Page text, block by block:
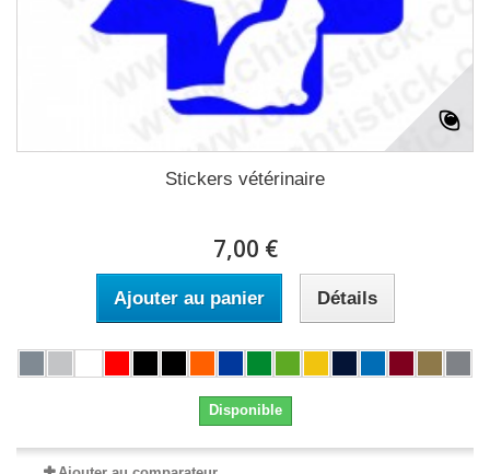
Stickers vétérinaire
7,00 €
Ajouter au panier Détails
Disponible